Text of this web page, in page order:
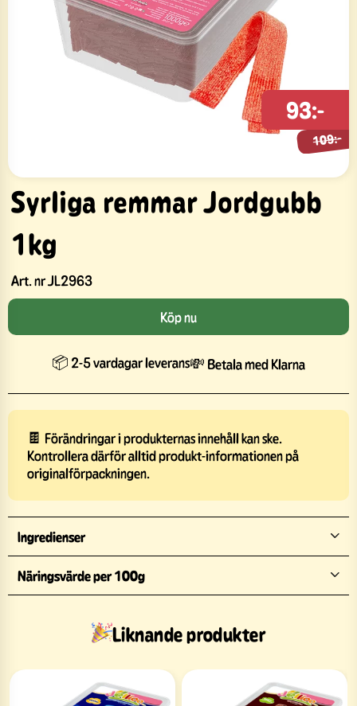
Syrliga remmar Jordgubb
1kg
Art. nrJL2963
93:-
109:-
109:-
Köp nu
📦 2-5 vardagar leverans💸 Betala med Klarna
🍫 Förändringar i produkternas innehåll kan ske.
Kontrollera därför alltid produkt-informationen på
originalförpackningen.
Ingredienser
Näringsvärde per 100g
Liknande produkter